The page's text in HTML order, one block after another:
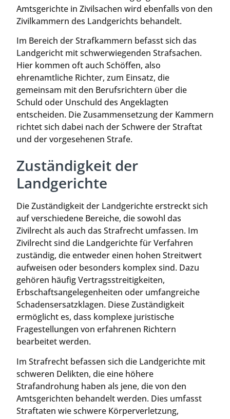
Amtsgerichte in Zivilsachen wird ebenfalls von den
Zivilkammern des Landgerichts behandelt.
Im Bereich der Strafkammern befasst sich das
Landgericht mit schwerwiegenden Strafsachen.
Hier kommen oft auch Schöffen, also
ehrenamtliche Richter, zum Einsatz, die
gemeinsam mit den Berufsrichtern über die
Schuld oder Unschuld des Angeklagten
entscheiden. Die Zusammensetzung der Kammern
richtet sich dabei nach der Schwere der Straftat
und der vorgesehenen Strafe.
Zuständigkeit der
Landgerichte
Die Zuständigkeit der Landgerichte erstreckt sich
auf verschiedene Bereiche, die sowohl das
Zivilrecht als auch das Strafrecht umfassen. Im
Zivilrecht sind die Landgerichte für Verfahren
zuständig, die entweder einen hohen Streitwert
aufweisen oder besonders komplex sind. Dazu
gehören häufig Vertragsstreitigkeiten,
Erbschaftsangelegenheiten oder umfangreiche
Schadensersatzklagen. Diese Zuständigkeit
ermöglicht es, dass komplexe juristische
Fragestellungen von erfahrenen Richtern
bearbeitet werden.
Im Strafrecht befassen sich die Landgerichte mit
schweren Delikten, die eine höhere
Strafandrohung haben als jene, die von den
Amtsgerichten behandelt werden. Dies umfasst
Straftaten wie schwere Körperverletzung,